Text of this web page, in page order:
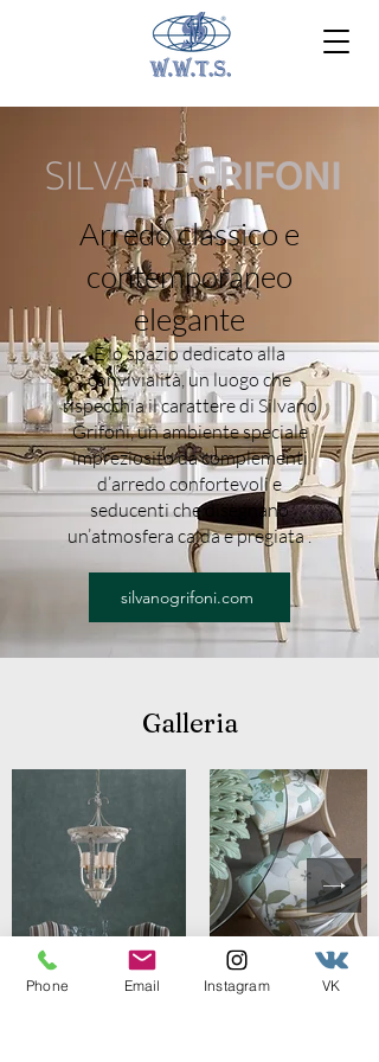
Arredo classico e
contemporaneo
elegante
È lo spazio dedicato alla
convivialità, un luogo che
rispecchia il carattere di Silvano
Grifoni, un ambiente speciale
impreziosito da complementi
d’arredo confortevoli e
seducenti che disegnano
un’atmosfera calda e pregiata .
silvanogrifoni.com
Galleria
Phone Email Instagram VK